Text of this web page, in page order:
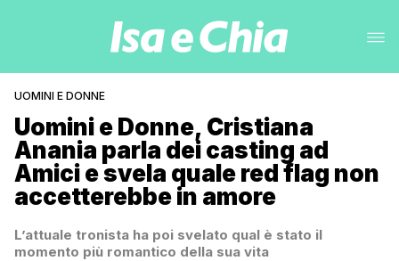
UOMINI E DONNE
Uomini e Donne, Cristiana
Anania parla dei casting ad
Amici e svela quale red flag non
accetterebbe in amore
L’attuale tronista ha poi svelato qual è stato il
momento più romantico della sua vita